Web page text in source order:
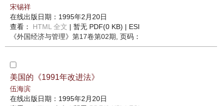
宋锡祥
在线出版日期：1995年2月20日
查看： HTML 全文 | 暂无 PDF(0 KB) | ESI
《外国经济与管理》 第17卷第02期 , 页码：
美国的《1991年改进法》
伍海滨
在线出版日期：1995年2月20日